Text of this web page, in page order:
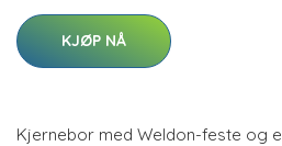
KJØP NÅ
Kjernebor med Weldon-feste og